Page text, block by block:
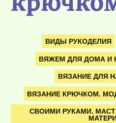
ВИДЫ РУКОДЕЛИЯ
ВЯЖЕМ ДЛЯ ДОМА И
ВЯЗАНИЕ ДЛЯ
ВЯЗАНИЕ КРЮЧКОМ.
СВОИМИ РУКАМИ.